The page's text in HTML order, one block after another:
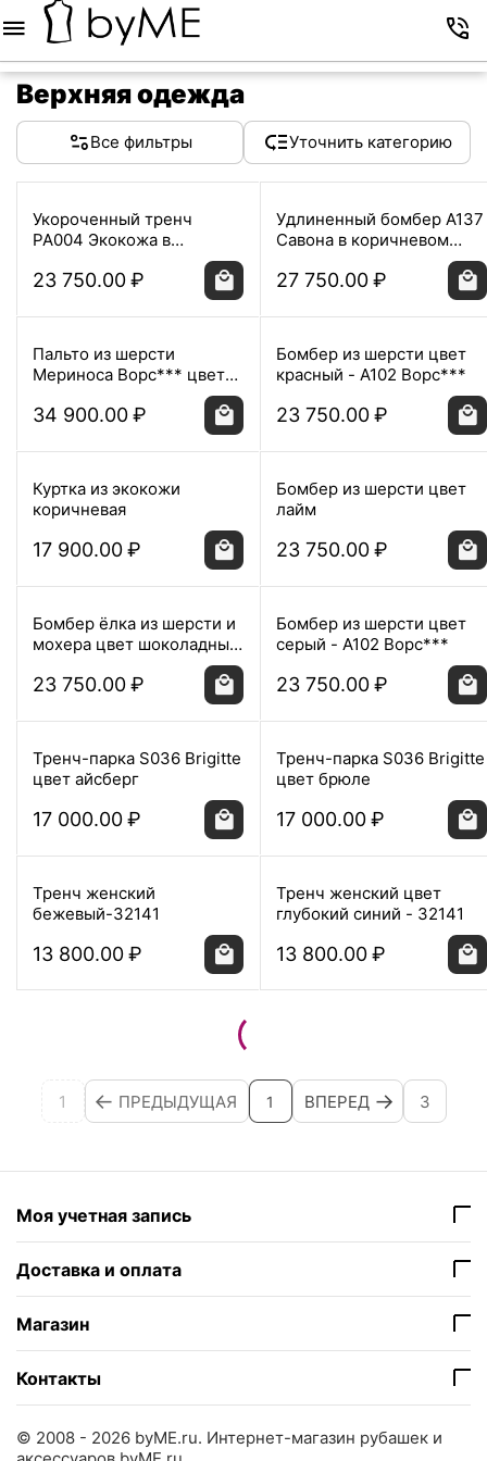
Верхняя одежда
Все фильтры Уточнить категорию
Укороченный тренч
РА004 Экокожа в
23 750.00₽
Удлиненный бомбер А137
Савона в коричневом
27 750.00₽
Пальто из шерсти
Мериноса Ворс*** цвет
34 900.00₽
Бомбер из шерсти цвет
красный - A102 Ворс***
23 750.00₽
Куртка из экокожи
коричневая
17 900.00₽
Бомбер из шерсти цвет
лайм
23 750.00₽
Бомбер ёлка из шерсти и
мохера цвет шоколадный
23 750.00₽
Бомбер из шерсти цвет
серый - A102 Ворс***
23 750.00₽
Тренч-парка S036 Brigitte
цвет айсберг
17 000.00₽
Тренч-парка S036 Brigitte
цвет брюле
17 000.00₽
Тренч женский
бежевый-32141
13 800.00₽
Тренч женский цвет
глубокий синий - 32141
13 800.00₽
1 ПРЕДЫДУЩАЯ 1 ВПЕРЕД 3
Моя учетная запись
Доставка и оплата
Магазин
Контакты
© 2008 - 2026 byME.ru. Интернет-магазин рубашек и
Меню Корзина Контакты